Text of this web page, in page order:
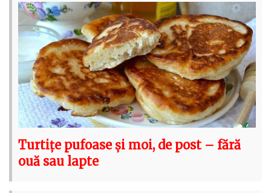
Turtițe pufoase și moi, de post – fără
ouă sau lapte